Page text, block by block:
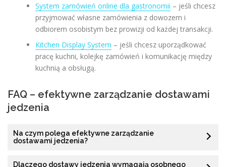
System zamówień online dla gastronomii – jeśli chcesz
przyjmować własne zamówienia z dowozem i
odbiorem osobistym bez prowizji od każdej transakcji.
Kitchen Display System – jeśli chcesz uporządkować
pracę kuchni, kolejkę zamówień i komunikację między
kuchnią a obsługą.
FAQ – efektywne zarządzanie dostawami
jedzenia
Na czym polega efektywne zarządzanie
dostawami jedzenia?
Dlaczego dostawy jedzenia wymagają osobnego